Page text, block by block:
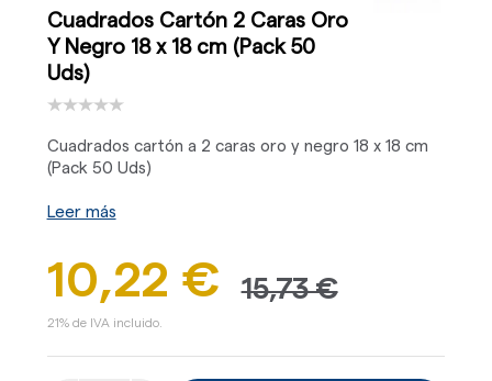
Cuadrados Cartón 2 Caras Oro
Y Negro 18 x 18 cm (Pack 50
Uds)
Cuadrados cartón a 2 caras oro y negro 18 x 18 cm
(Pack 50 Uds)
Leer más
10,22 € 15,73 €
21% de IVA incluido.